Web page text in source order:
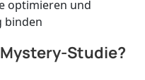
optimieren und
binden
Studie?